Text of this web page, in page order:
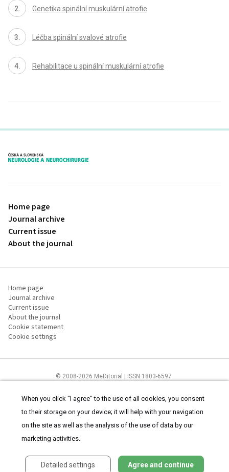
Genetika spinální muskulární atrofie
Léčba spinální svalové atrofie
Rehabilitace u spinální muskulární atrofie
proLékaře.cz
Home page
Journal archive
Current issue
About the journal
Home page
Journal archive
Current issue
About the journal
Cookie statement
Cookie settings
© 2008-2026 MeDitorial | ISSN 1803-6597
Useandcookies statement.
When you click "I agree" to the use of all cookies, you consent
to their storage on your device; it will help with your navigation
on the site as well as the analysis of the use of data by our
marketing activities.
Detailed settings Agree and continue